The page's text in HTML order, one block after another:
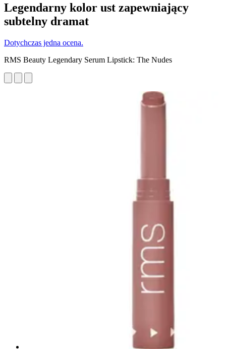
Legendarny kolor ust zapewniający
subtelny dramat
Dotychczas jedna ocena.
RMS Beauty Legendary Serum Lipstick: The Nudes